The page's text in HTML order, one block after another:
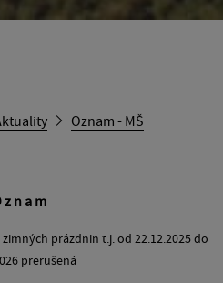
Oznam - MŠ
z n a m
prázdnin t.j. od 22.12.2025 do
prerušená